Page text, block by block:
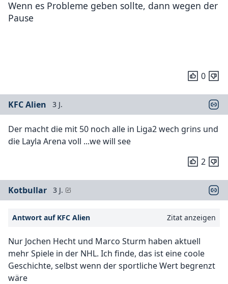
Wenn es Probleme geben sollte, dann wegen der
Pause
0
KFC Alien 3 J.
Der macht die mit 50 noch alle in Liga2 wech grins und
die Layla Arena voll ...we will see
2
Kotbullar 3 J.
Antwort auf KFC Alien Zitat anzeigen
Nur Jochen Hecht und Marco Sturm haben aktuell
mehr Spiele in der NHL. Ich finde, das ist eine coole
Geschichte, selbst wenn der sportliche Wert begrenzt
wäre